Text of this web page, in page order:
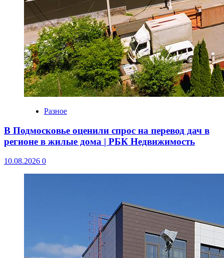
Разное
В Подмосковье оценили спрос на перевод дач в
регионе в жилые дома | РБК Недвижимость
10.08.2026 0